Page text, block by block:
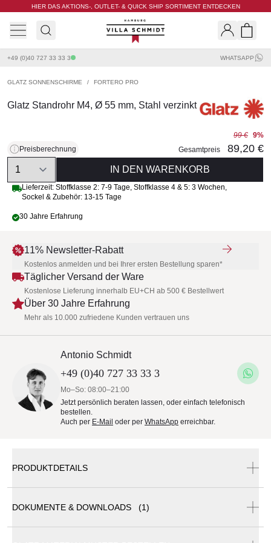
HIER DAS AKTIONS-, OUTLET- & QUICK SHIP SORTIMENT ENTDECKEN
Villa Schmidt
+49 (0)40 727 33 33 3 WHATSAPP
GLATZ SONNENSCHIRME / FORTERO PRO
Glatz Standrohr M4, Ø 55 mm, Stahl verzinkt
Preisberechnung
99 € 9%
Gesamtpreis
89,20 €
Quantity
IN DEN WARENKORB
Lieferzeit: Stoffklasse 2: 7-9 Tage, Stoffklasse 4 & 5: 3 Wochen,
Sockel & Zubehör: 13-15 Tage
30 Jahre Erfahrung
11% Newsletter-Rabatt
Kostenlos anmelden und bei Ihrer ersten Bestellung sparen*
Täglicher Versand der Ware
Kostenlose Lieferung innerhalb EU+CH ab 500 € Bestellwert
Über 30 Jahre Erfahrung
Mehr als 10.000 zufriedene Kunden vertrauen uns
Antonio Schmidt
+49 (0)40 727 33 33 3
Mo–So: 08:00–21:00
Jetzt persönlich beraten lassen, oder einfach telefonisch
bestellen.
Auch per E-Mail oder per WhatsApp erreichbar.
PRODUKTDETAILS
Wenn Sie nur das Standrohr bestellen möchten,
DOKUMENTE & DOWNLOADS (1)